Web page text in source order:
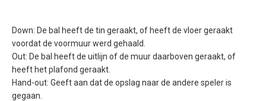
Down: De bal heeft de tin geraakt, of heeft de vloer geraakt
voordat de voormuur werd gehaald.
Out: De bal heeft de uitlijn of de muur daarboven geraakt, of
heeft het plafond geraakt.
Hand-out: Geeft aan dat de opslag naar de andere speler is
gegaan.